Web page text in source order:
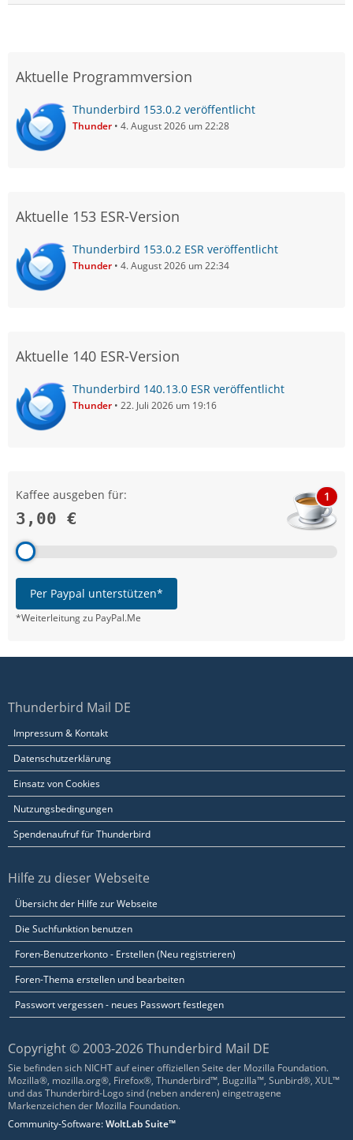
Aktuelle Programmversion
Thunderbird 153.0.2 veröffentlicht
Thunder 4. August 2026 um 22:28
Aktuelle 153 ESR-Version
Thunderbird 153.0.2 ESR veröffentlicht
Thunder 4. August 2026 um 22:34
Aktuelle 140 ESR-Version
Thunderbird 140.13.0 ESR veröffentlicht
Thunder 22. Juli 2026 um 19:16
Kaffee ausgeben für:
3,00 €
1
Per Paypal unterstützen*
*Weiterleitung zu PayPal.Me
Thunderbird Mail DE
Impressum & Kontakt
Datenschutzerklärung
Einsatz von Cookies
Nutzungsbedingungen
Spendenaufruf für Thunderbird
Hilfe zu dieser Webseite
Übersicht der Hilfe zur Webseite
Die Suchfunktion benutzen
Foren-Benutzerkonto - Erstellen (Neu registrieren)
Foren-Thema erstellen und bearbeiten
Passwort vergessen - neues Passwort festlegen
Copyright © 2003-2026 Thunderbird Mail DE
Sie befinden sich NICHT auf einer offiziellen Seite der Mozilla Foundation.
Mozilla®, mozilla.org®, Firefox®, Thunderbird™, Bugzilla™, Sunbird®, XUL™
und das Thunderbird-Logo sind (neben anderen) eingetragene
Markenzeichen der Mozilla Foundation.
Community-Software:WoltLab Suite™